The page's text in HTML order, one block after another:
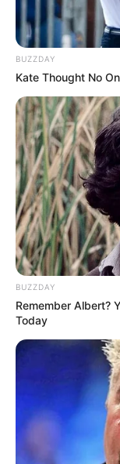
BUZZDAY
Kate Thought No
BUZZDAY
Remember Albert?
Today